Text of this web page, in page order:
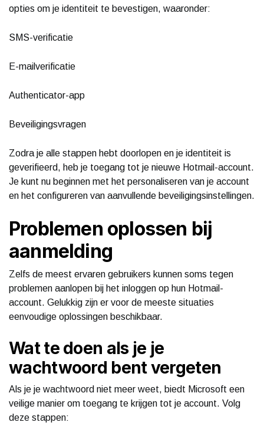
opties om je identiteit te bevestigen, waaronder:
SMS-verificatie
E-mailverificatie
Authenticator-app
Beveiligingsvragen
Zodra je alle stappen hebt doorlopen en je identiteit is
geverifieerd, heb je toegang tot je nieuwe Hotmail-account.
Je kunt nu beginnen met het personaliseren van je account
en het configureren van aanvullende beveiligingsinstellingen.
Problemen oplossen bij
aanmelding
Zelfs de meest ervaren gebruikers kunnen soms tegen
problemen aanlopen bij het inloggen op hun Hotmail-
account. Gelukkig zijn er voor de meeste situaties
eenvoudige oplossingen beschikbaar.
Wat te doen als je je
wachtwoord bent vergeten
Als je je wachtwoord niet meer weet, biedt Microsoft een
veilige manier om toegang te krijgen tot je account. Volg
deze stappen: